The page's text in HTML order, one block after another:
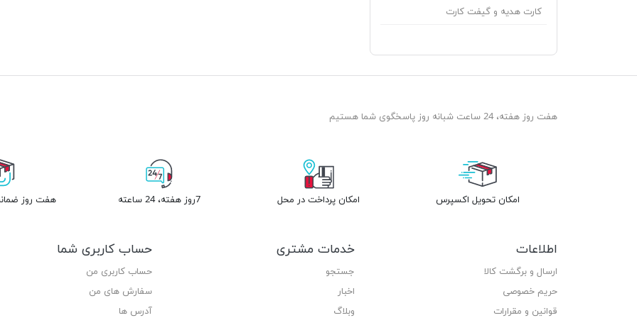
کارت هدیه و گیفت کارت
هفت روز هفته، 24 ساعت شبانه روز پاسخگوی شما هستیم
امکان تحویل اکسپرس امکان پرداخت در محل 7روز هفته، 24 ساعته هفت روز
اطلاعات
ارسال و برگشت کالا
حریم خصوصی
قوانین و مقرارات
خدمات مشتری
جستجو
اخبار
وبلاگ
حساب کاربری شما
حساب کاربری من
سفارش های من‎
آدرس ها